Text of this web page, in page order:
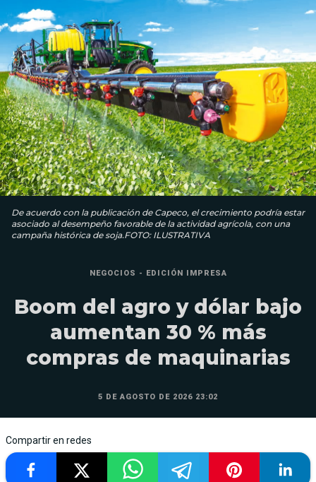
De acuerdo con la publicación de Capeco, el crecimiento podría estar
asociado al desempeño favorable de la actividad agrícola, con una
campaña histórica de soja.FOTO: ILUSTRATIVA
NEGOCIOS - EDICIÓN IMPRESA
Boom del agro y dólar bajo
aumentan 30 % más
compras de maquinarias
5 DE AGOSTO DE 2026 23:02
Compartir en redes